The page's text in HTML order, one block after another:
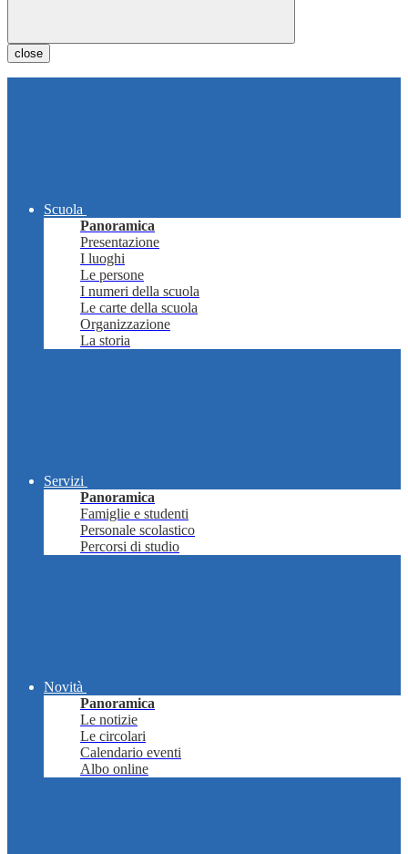
close
Scuola
Panoramica
Presentazione
I luoghi
Le persone
I numeri della scuola
Le carte della scuola
Organizzazione
La storia
Servizi
Panoramica
Famiglie e studenti
Personale scolastico
Percorsi di studio
Novità
Panoramica
Le notizie
Le circolari
Calendario eventi
Albo online